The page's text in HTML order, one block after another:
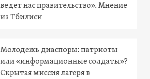
ведет нас правительство». Мнение
из Тбилиси
Молодежь диаспоры: патриоты
или «информационные солдаты»?
Скрытая миссия лагеря в